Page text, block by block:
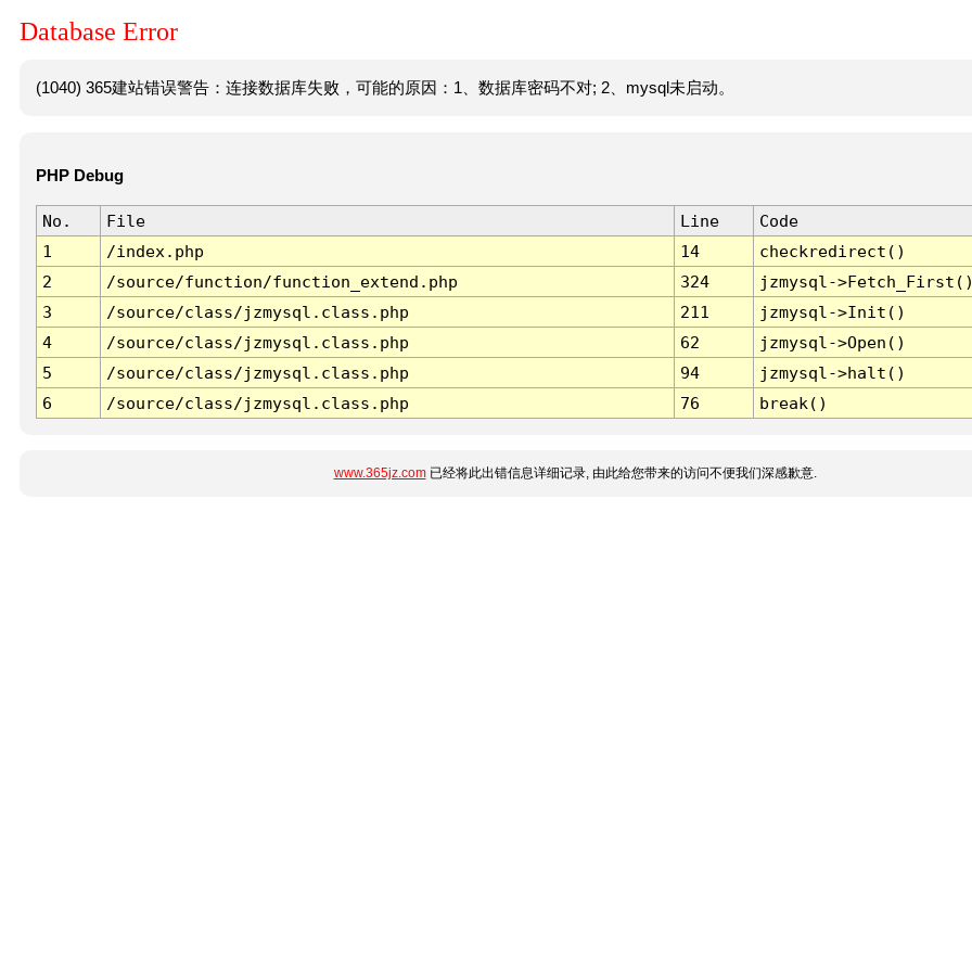
Database Error
(1040) 365建站错误警告：连接数据库失败，可能的原因：1、数据库密码不对; 2、mysql未启动。
PHP Debug
No. File Line
Code
1
/index.php 14
checkredirect()
2
/source/function/function_extend.php 324
jzmysql-
3
/source/class/jzmysql.class.php 211
jzmysql->Init()
4
/source/class/jzmysql.class.php 62
jzmysql->Open()
5
/source/class/jzmysql.class.php 94
jzmysql->halt()
6
/source/class/jzmysql.class.php 76 break()
www.365jz.com已经将此出错信息详细记录, 由此给您带来的访问不便我们深感歉意.